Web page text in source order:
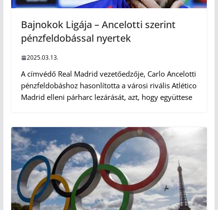
Bajnokok Ligája – Ancelotti szerint
pénzfeldobással nyertek
2025.03.13.
A címvédő Real Madrid vezetőedzője, Carlo Ancelotti
pénzfeldobáshoz hasonlította a városi rivális Atlético
Madrid elleni párharc lezárását, azt, hogy együttese